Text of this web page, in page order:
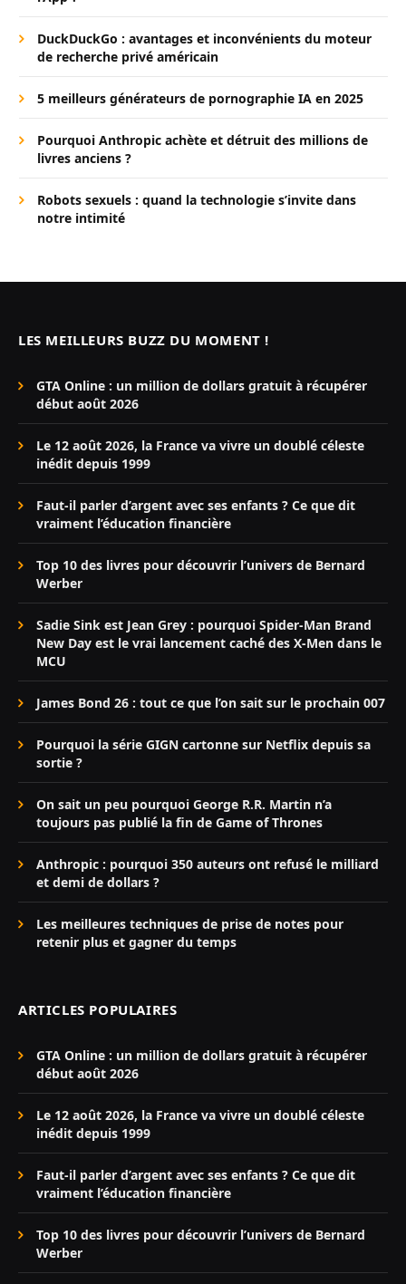
DuckDuckGo : avantages et inconvénients du moteur
de recherche privé américain
5 meilleurs générateurs de pornographie IA en 2025
Pourquoi Anthropic achète et détruit des millions de
livres anciens ?
Robots sexuels : quand la technologie s’invite dans
notre intimité
LES MEILLEURS BUZZ DU MOMENT !
GTA Online : un million de dollars gratuit à récupérer
début août 2026
Le 12 août 2026, la France va vivre un doublé céleste
inédit depuis 1999
Faut-il parler d’argent avec ses enfants ? Ce que dit
vraiment l’éducation financière
Top 10 des livres pour découvrir l’univers de Bernard
Werber
Sadie Sink est Jean Grey : pourquoi Spider-Man Brand
New Day est le vrai lancement caché des X-Men dans le
MCU
James Bond 26 : tout ce que l’on sait sur le prochain 007
Pourquoi la série GIGN cartonne sur Netflix depuis sa
sortie ?
On sait un peu pourquoi George R.R. Martin n’a
toujours pas publié la fin de Game of Thrones
Anthropic : pourquoi 350 auteurs ont refusé le milliard
et demi de dollars ?
Les meilleures techniques de prise de notes pour
retenir plus et gagner du temps
ARTICLES POPULAIRES
GTA Online : un million de dollars gratuit à récupérer
début août 2026
Le 12 août 2026, la France va vivre un doublé céleste
inédit depuis 1999
Faut-il parler d’argent avec ses enfants ? Ce que dit
vraiment l’éducation financière
Top 10 des livres pour découvrir l’univers de Bernard
Werber